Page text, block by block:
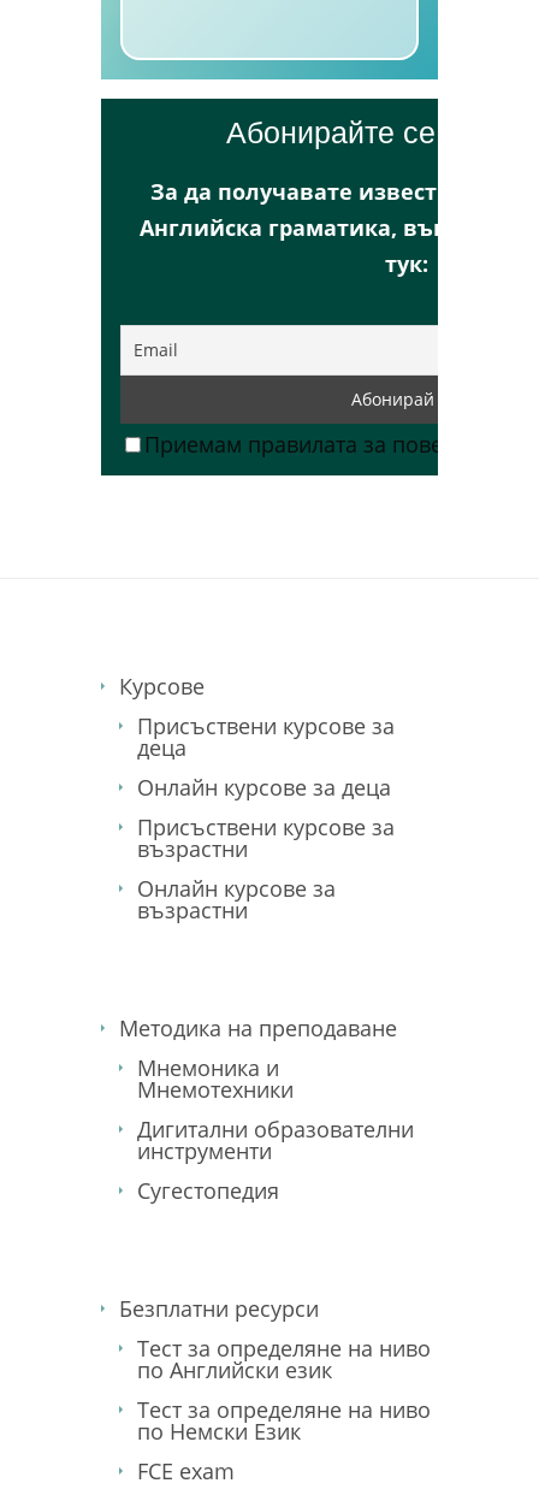
Абонирайте се
За да получавате известия за
Английска граматика, въведете
тук:
Приемам правилата за
Курсове
Присъствени курсове за
деца
Онлайн курсове за деца
Присъствени курсове за
възрастни
Онлайн курсове за
възрастни
Методика на преподаване
Мнемоника и
Мнемотехники
Дигитални образователни
инструменти
Сугестопедия
Безплатни ресурси
Тест за определяне на ниво
по Английски език
Тест за определяне на ниво
по Немски Език
FCE exam